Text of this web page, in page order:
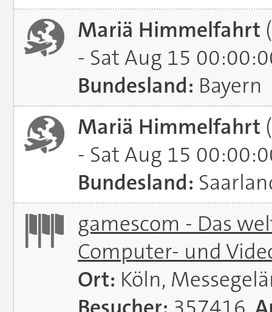
Mariä Himmelfahrt
- Sat Aug 15
Bundesland: Bayern
Mariä Himmelfahrt
- Sat Aug 15
Bundesland:
gamescom - Das
Computer- und
Ort: Köln,